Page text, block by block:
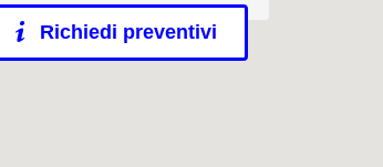
Richiedi preventivi